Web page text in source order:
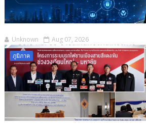
Unknown Aug 07, 2026
ภูมิภาค